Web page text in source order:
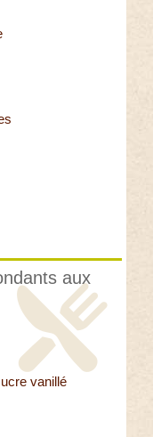
aux
vanillé